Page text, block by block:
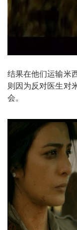
结果在他们运输米
则因为反对医生对
会。